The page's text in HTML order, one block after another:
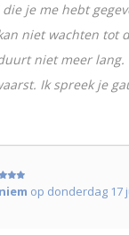
je me hebt
niet wachten tot
niet meer lang.
Ik spreek je
op donderdag 17